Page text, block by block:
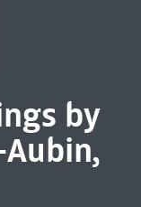
by